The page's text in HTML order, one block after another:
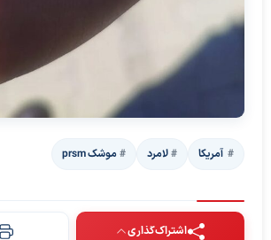
‍‍‍ آمریکا لامرد موشک prsm
اشتراک‌گذاری